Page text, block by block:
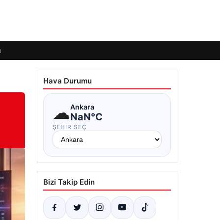
Hava Durumu
☁Ankara
NaN°C
ŞEHIR SEÇ
Bizi Takip Edin